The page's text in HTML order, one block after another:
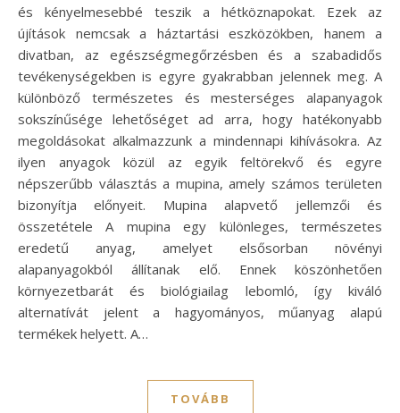
és kényelmesebbé teszik a hétköznapokat. Ezek az
újítások nemcsak a háztartási eszközökben, hanem a
divatban, az egészségmegőrzésben és a szabadidős
tevékenységekben is egyre gyakrabban jelennek meg. A
különböző természetes és mesterséges alapanyagok
sokszínűsége lehetőséget ad arra, hogy hatékonyabb
megoldásokat alkalmazzunk a mindennapi kihívásokra. Az
ilyen anyagok közül az egyik feltörekvő és egyre
népszerűbb választás a mupina, amely számos területen
bizonyítja előnyeit. Mupina alapvető jellemzői és
összetétele A mupina egy különleges, természetes
eredetű anyag, amelyet elsősorban növényi
alapanyagokból állítanak elő. Ennek köszönhetően
környezetbarát és biológiailag lebomló, így kiváló
alternatívát jelent a hagyományos, műanyag alapú
termékek helyett. A…
TOVÁBB